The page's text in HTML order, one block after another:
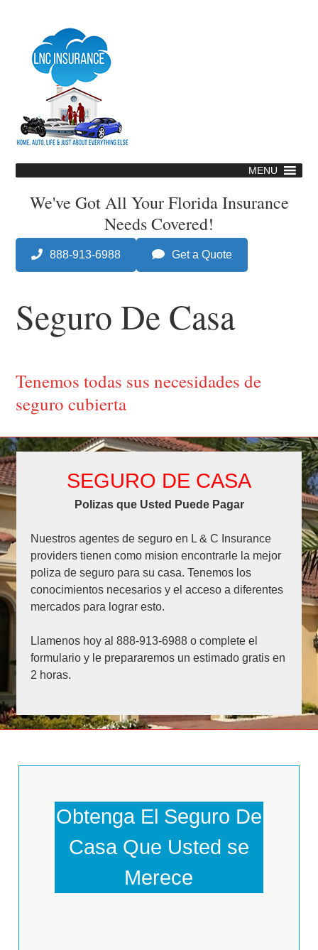
content
content
MENU
We've Got All Your Florida Insurance
Needs Covered!
888-913-6988 Get a Quote
Seguro De Casa
Tenemos todas sus necesidades de
seguro cubierta
SEGURO DE CASA
Polizas que Usted Puede Pagar
Nuestros agentes de seguro en L & C Insurance
providers tienen como mision encontrarle la mejor
poliza de seguro para su casa. Tenemos los
conocimientos necesarios y el acceso a diferentes
mercados para lograr esto.
Llamenos hoy al 888-913-6988 o complete el
formulario y le prepararemos un estimado gratis en
2 horas.
Obtenga El Seguro De
Casa Que Usted se
Merece